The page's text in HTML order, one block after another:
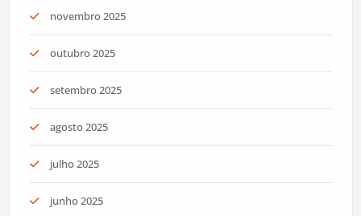
novembro 2025
outubro 2025
setembro 2025
agosto 2025
julho 2025
junho 2025